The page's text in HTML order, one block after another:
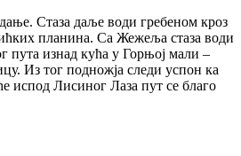
Стаза даље води гребеном кроз
планина. Са Жежеља стаза води
пута изнад кућа у Горњој мали –
Из тог подножја следи успон ка
испод Лисиног Лаза пут се благо